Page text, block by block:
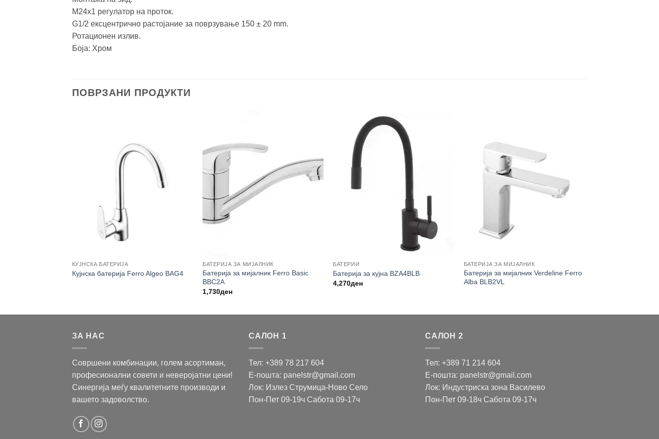
М24х1 регулатор на проток.
G1/2 ексцентрично растојание за поврзување 150 ± 20 mm.
Ротационен излив.
Боја: Хром
ПОВРЗАНИ ПРОДУКТИ
КУЈНСКА БАТЕРИЈА
Кујнска батерија Ferro Algeo BAG4
БАТЕРИЈА ЗА МИЈАЛНИК
Батерија за мијалник Ferro Basic
BBC2A
1,730ден
БАТЕРИИ
Батерија за кујна BZA4BLB
4,270ден
БАТЕРИЈА ЗА МИЈАЛНИК
Батерија за мијалник Verdeline Ferro
Alba BLB2VL
ЗА НАС
Совршени комбинации, голем асортиман,
професионални совети и неверојатни цени!
Синергија меѓу квалитетните производи и
вашето задоволство.
САЛОН 1
Тел: +389 78 217 604
Е-пошта: panelstr@gmail.com
Лок: Излез Струмица-Ново Село
Пон-Пет 09-19ч Сабота 09-17ч
САЛОН 2
Тел: +389 71 214 604
Е-пошта: panelstr@gmail.com
Лок: Индустриска зона Василево
Пон-Пет 09-18ч Сабота 09-17ч